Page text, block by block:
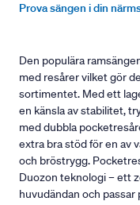
Prova sängen i din
Den populära
med resårer vilket gör
sortimentet. Med ett
en känsla av stabilitet,
med dubbla
extra bra stöd för en av
och bröstrygg.
Duozon teknologi – ett
huvudändan och